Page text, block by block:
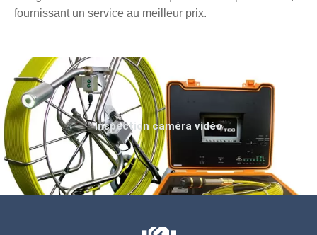
fournissant un service au meilleur prix.
Inspection caméra vidéo